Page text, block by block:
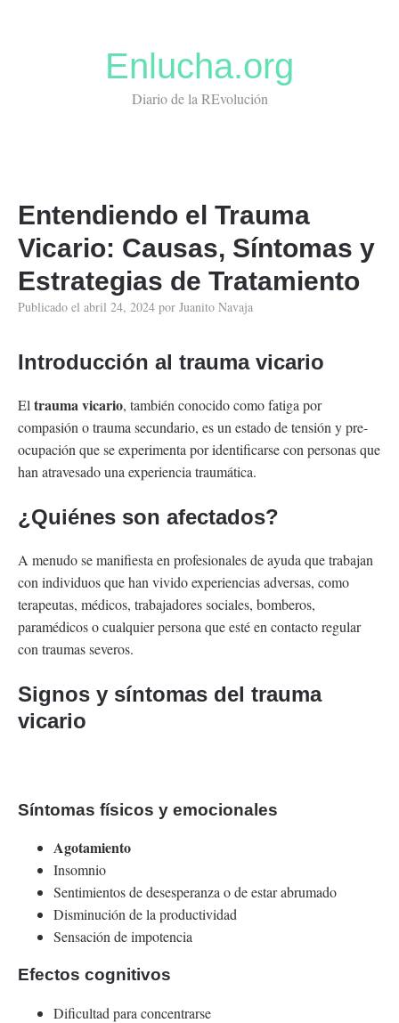
Enlucha.org
Diario de la REvolución
Entendiendo el Trauma
Vicario: Causas, Síntomas y
Estrategias de Tratamiento
Publicado el abril 24, 2024 por Juanito Navaja
Introducción al trauma vicario
El trauma vicario, también conocido como fatiga por
compasión o trauma secundario, es un estado de tensión y pre-
ocupación que se experimenta por identificarse con personas que
han atravesado una experiencia traumática.
¿Quiénes son afectados?
A menudo se manifiesta en profesionales de ayuda que trabajan
con individuos que han vivido experiencias adversas, como
terapeutas, médicos, trabajadores sociales, bomberos,
paramédicos o cualquier persona que esté en contacto regular
con traumas severos.
Signos y síntomas del trauma
vicario
Síntomas físicos y emocionales
Agotamiento
Insomnio
Sentimientos de desesperanza o de estar abrumado
Disminución de la productividad
Sensación de impotencia
Efectos cognitivos
Dificultad para concentrarse